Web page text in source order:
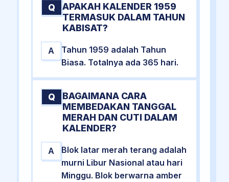
Q
APAKAH KALENDER 1959
TERMASUK DALAM TAHUN
KABISAT?
A
Tahun 1959 adalah Tahun
Biasa. Totalnya ada 365 hari.
Q
BAGAIMANA CARA
MEMBEDAKAN TANGGAL
MERAH DAN CUTI DALAM
KALENDER?
A
Blok latar merah terang adalah
murni Libur Nasional atau hari
Minggu. Blok berwarna amber